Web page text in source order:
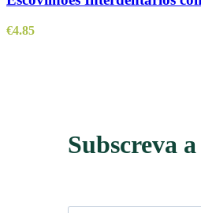
€4.85
Subscreva